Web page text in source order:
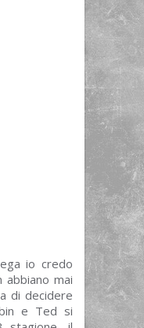
io credo
abbiano mai
di decidere
e Ted si